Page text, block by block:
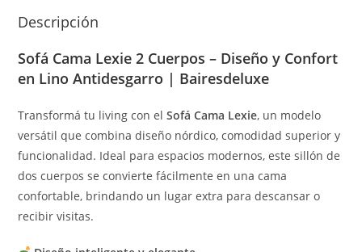
Descripción
Sofá Cama Lexie 2 Cuerpos – Diseño y Confort
en Lino Antidesgarro | Bairesdeluxe
Transformá tu living con elSofá Cama Lexie, un modelo
versátil que combina diseño nórdico, comodidad superior y
funcionalidad. Ideal para espacios modernos, este sillón de
dos cuerpos se convierte fácilmente en una cama
confortable, brindando un lugar extra para descansar o
recibir visitas.